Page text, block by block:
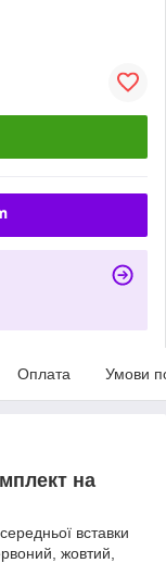
Оплата Умови
на
вставки
жовтий,